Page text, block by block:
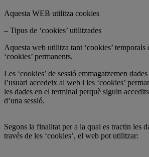
Aquesta WEB utilitza cookies
– Tipus de ‘cookies’ utilitzades
Aquesta web utilitza tant ‘cookies’ temporals
‘cookies’ permanents.
Les ‘cookies’ de sessió emmagatzemen
l’usuari accedeix al web i les ‘cookies’
les dades en el terminal perquè siguin
d’una sessió.
Segons la finalitat per a la qual es tractin les
través de les ‘cookies’, el web pot utilitzar: